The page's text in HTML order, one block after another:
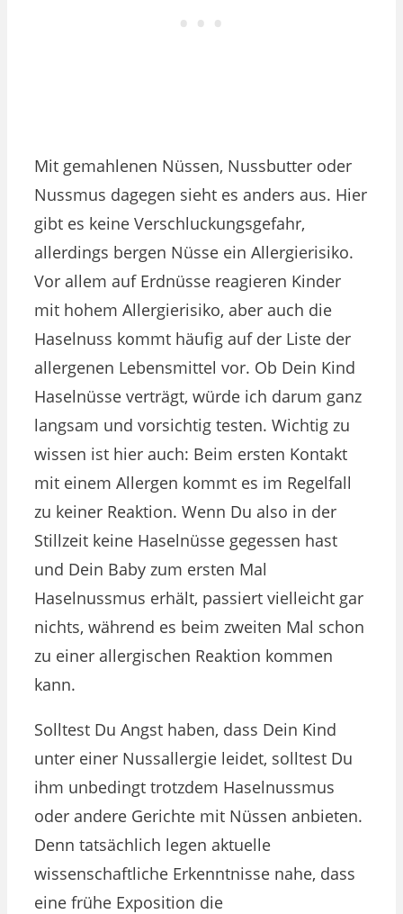
Mit gemahlenen Nüssen, Nussbutter oder
Nussmus dagegen sieht es anders aus. Hier
gibt es keine Verschluckungsgefahr,
allerdings bergen Nüsse ein Allergierisiko.
Vor allem auf Erdnüsse reagieren Kinder
mit hohem Allergierisiko, aber auch die
Haselnuss kommt häufig auf der Liste der
allergenen Lebensmittel vor. Ob Dein Kind
Haselnüsse verträgt, würde ich darum ganz
langsam und vorsichtig testen. Wichtig zu
wissen ist hier auch: Beim ersten Kontakt
mit einem Allergen kommt es im Regelfall
zu keiner Reaktion. Wenn Du also in der
Stillzeit keine Haselnüsse gegessen hast
und Dein Baby zum ersten Mal
Haselnussmus erhält, passiert vielleicht gar
nichts, während es beim zweiten Mal schon
zu einer allergischen Reaktion kommen
kann.
Solltest Du Angst haben, dass Dein Kind
unter einer Nussallergie leidet, solltest Du
ihm unbedingt trotzdem Haselnussmus
oder andere Gerichte mit Nüssen anbieten.
Denn tatsächlich legen aktuelle
wissenschaftliche Erkenntnisse nahe, dass
eine frühe Exposition die